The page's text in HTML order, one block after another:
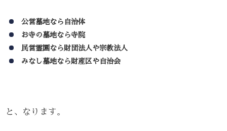
公営墓地なら自治体
お寺の墓地なら寺院
民営霊園なら財団法人や宗教法人
みなし墓地なら財産区や自治会
と、なります。